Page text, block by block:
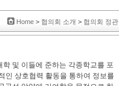
Home > 협의회 소개 > 협의회 정관
학 및 이들에 준하는 각종학교를 포
인 상호협력 활동을 통하여 정보를